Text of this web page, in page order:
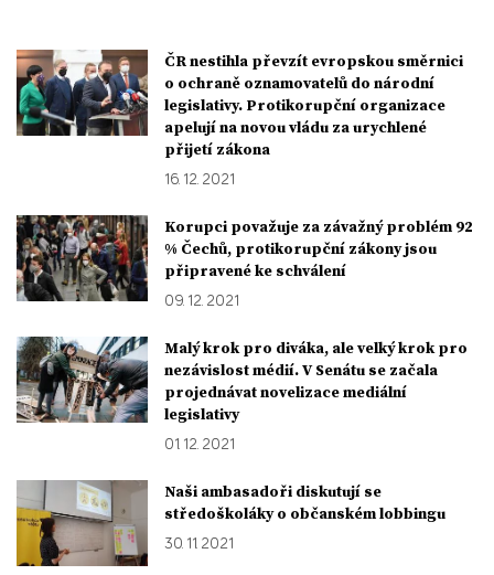
ČR nestihla převzít evropskou směrnici
o ochraně oznamovatelů do národní
legislativy. Protikorupční organizace
apelují na novou vládu za urychlené
přijetí zákona
16. 12. 2021
Korupci považuje za závažný problém 92
% Čechů, protikorupční zákony jsou
připravené ke schválení
09. 12. 2021
Malý krok pro diváka, ale velký krok pro
nezávislost médií. V Senátu se začala
projednávat novelizace mediální
legislativy
01. 12. 2021
Naši ambasadoři diskutují se
středoškoláky o občanském lobbingu
30. 11. 2021